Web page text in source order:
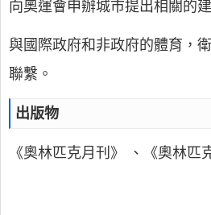
向奧運會申辦城市提出相關的建
與國際政府和非政府的體育，
聯繫。
出版物
《奧林匹克月刊》 、《奧林匹